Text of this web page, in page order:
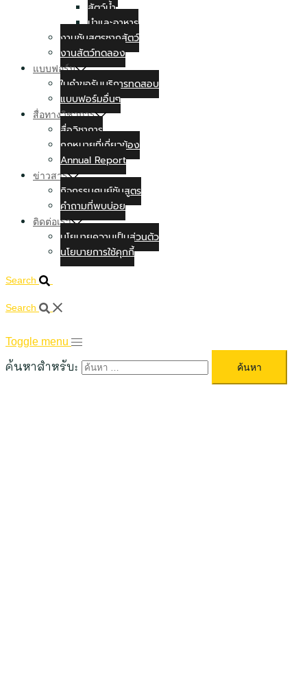
สัตว์น้ำ
นำและอาหาร
งานชันสูตรซากสัตว์
งานสัตว์ทดลอง
แบบฟอร์ม
ใบคำขอรับบริการทดสอบ
แบบฟอร์มอื่นๆ
สื่อทางวิชาการ
สื่อวิชาการ
กฏหมายที่เกี่ยวข้อง
Annual Report
ข่าวสาร
กิจกรรมศูนย์ชันสูตร
คำถามที่พบบ่อย
ติดต่อเรา
นโยบายความเป็นส่วนตัว
นโยบายการใช้คุกกี้
Search
Search
Toggle menu
ค้นหาสำหรับ: